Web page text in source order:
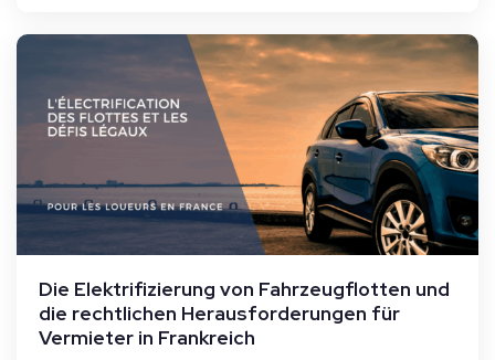
Die Elektrifizierung von Fahrzeugflotten und
die rechtlichen Herausforderungen für
Vermieter in Frankreich